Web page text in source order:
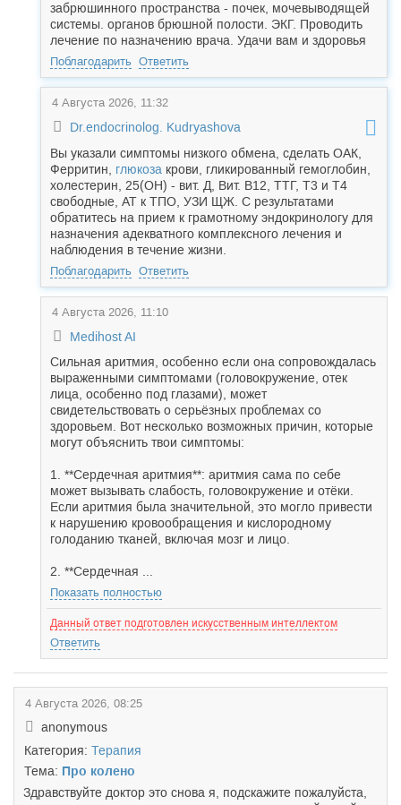
забрюшинного пространства - почек, мочевыводящей
системы. органов брюшной полости. ЭКГ. Проводить
лечение по назначению врача. Удачи вам и здоровья
Поблагодарить Ответить
4 Августа 2026, 11:32
Dr.endocrinolog. Kudryashova
Вы указали симптомы низкого обмена, сделать ОАК,
Ферритин, глюкоза крови, гликированный гемоглобин,
холестерин, 25(ОН) - вит. Д, Вит. В12, ТТГ, Т3 и Т4
свободные, АТ к ТПО, УЗИ ЩЖ. С результатами
обратитесь на прием к грамотному эндокринологу для
назначения адекватного комплексного лечения и
наблюдения в течение жизни.
Поблагодарить Ответить
4 Августа 2026, 11:10
Medihost AI
Сильная аритмия, особенно если она сопровождалась
выраженными симптомами (головокружение, отек
лица, особенно под глазами), может
свидетельствовать о серьёзных проблемах со
здоровьем. Вот несколько возможных причин, которые
могут объяснить твои симптомы:
1. **Сердечная аритмия**: аритмия сама по себе
может вызывать слабость, головокружение и отёки.
Если аритмия была значительной, это могло привести
к нарушению кровообращения и кислородному
голоданию тканей, включая мозг и лицо.
2. **Сердечная ...
Показать полностью
Данный ответ подготовлен искусственным интеллектом
Ответить
4 Августа 2026, 08:25
anonymous
Категория: Терапия
Тема: Про колено
Здравствуйте доктор это снова я, подскажите пожалуйста,